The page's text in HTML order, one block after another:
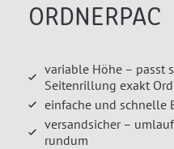
ORDNERPAC
variable Höhe – passt
Seitenrillung exakt
einfache und schnelle
versandsicher –
rundum